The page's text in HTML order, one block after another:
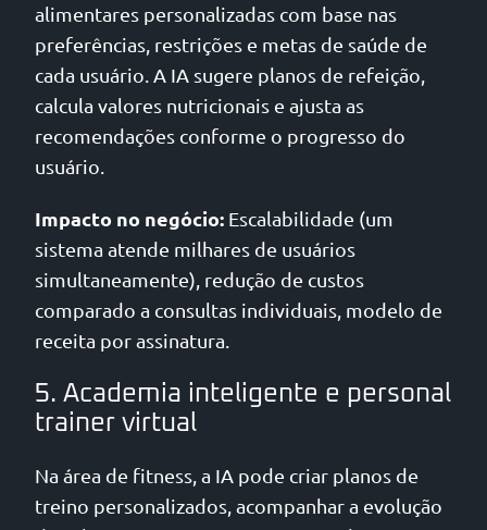
alimentares personalizadas com base nas
preferências, restrições e metas de saúde de
cada usuário. A IA sugere planos de refeição,
calcula valores nutricionais e ajusta as
recomendações conforme o progresso do
usuário.
Impacto no negócio: Escalabilidade (um
sistema atende milhares de usuários
simultaneamente), redução de custos
comparado a consultas individuais, modelo de
receita por assinatura.
5. Academia inteligente e personal
trainer virtual
Na área de fitness, a IA pode criar planos de
treino personalizados, acompanhar a evolução